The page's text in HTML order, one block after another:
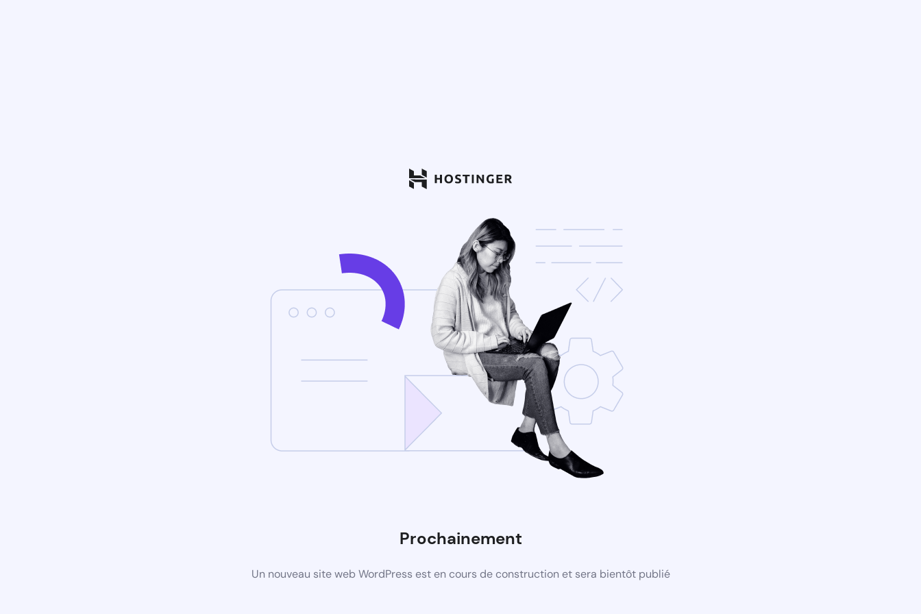
Prochainement
Un nouveau site web WordPress est en cours de construction et sera bientôt publié